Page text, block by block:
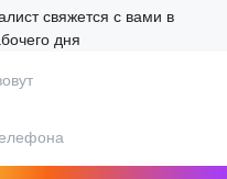
свяжется с вами в
дня